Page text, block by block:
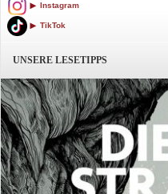
Instagram
TikTok
UNSERE LESETIPPS